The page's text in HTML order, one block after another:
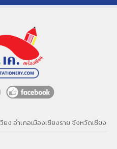
ง อำเภอเมืองเชียงราย จังหวัดเชียงรา